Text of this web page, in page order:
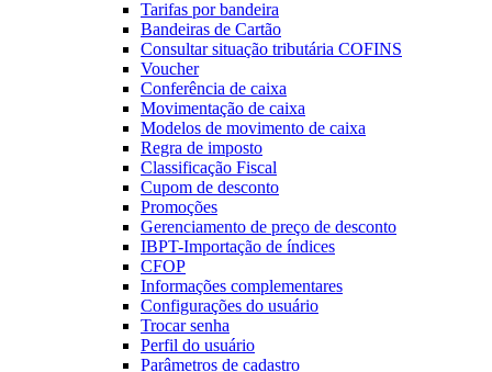
Tarifas por bandeira
Bandeiras de Cartão
Consultar situação tributária COFINS
Voucher
Conferência de caixa
Movimentação de caixa
Modelos de movimento de caixa
Regra de imposto
Classificação Fiscal
Cupom de desconto
Promoções
Gerenciamento de preço de desconto
IBPT-Importação de índices
CFOP
Informações complementares
Configurações do usuário
Trocar senha
Perfil do usuário
Parâmetros de cadastro